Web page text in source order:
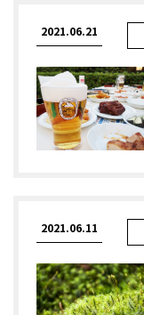
2021.06.21
2021.06.11